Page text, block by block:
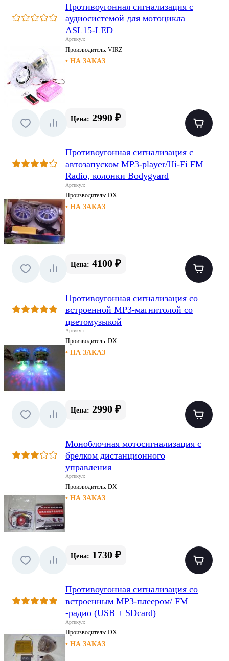
Противоугонная сигнализация с
аудиосистемой для мотоцикла
ASL15-LED
Артикул:
Производитель: VIRZ
• НА ЗАКАЗ
Цена: 2990 ₽
Противоугонная сигнализация с
автозапуском MP3-player/Hi-Fi FM
Radio, колонки Bodygyard
Артикул:
Производитель: DX
• НА ЗАКАЗ
Цена: 4100 ₽
Противоугонная сигнализация со
встроенной MP3-магнитолой со
цветомузыкой
Артикул:
Производитель: DX
• НА ЗАКАЗ
Цена: 2990 ₽
Моноблочная мотосигнализация с
брелком дистанционного
управления
Артикул:
Производитель: DX
• НА ЗАКАЗ
Цена: 1730 ₽
Противоугонная сигнализация со
встроенным MP3-плеером/ FM
-радио (USB + SDcard)
Артикул:
Производитель: DX
• НА ЗАКАЗ